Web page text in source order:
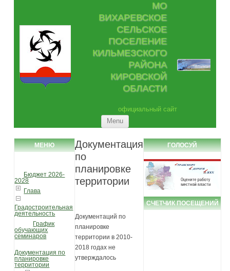
МО
ВИХАРЕВСКОЕ
СЕЛЬСКОЕ
ПОСЕЛЕНИЕ
КИЛЬМЕЗСКОГО
РАЙОНА
КИРОВСКОЙ
ОБЛАСТИ
официальный сайт
Menu
МЕНЮ
Бюджет 2026-
2028
Глава
Градостроительная
деятельность
График
обучающих
семинаров
Документация по
планировке
территории
Документация
по
планировке
территории
Документаций по
планировке
территории в 2010-
2018 годах не
утверждалось
ГОЛОСУЙ
СЧЕТЧИК ПОСЕЩЕНИЙ